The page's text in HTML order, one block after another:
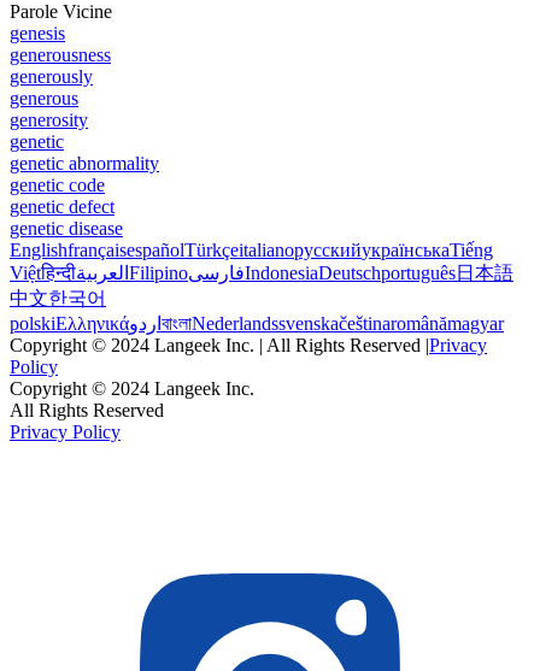
Parole Vicine
genesis
generousness
generously
generous
generosity
genetic
genetic abnormality
genetic code
genetic defect
genetic disease
EnglishfrançaisespañolTürkçeitalianoрусскийукраїнськаTiếng
Việtहिन्दीالعربية FilipinoفارسیIndonesiaDeutschportuguês日本語
中文한국어
polskiΕλληνικάاردو বাংলাNederlandssvenskačeštinaromânămagyar
Copyright © 2024 Langeek Inc. | All Rights Reserved |Privacy
Policy
Copyright © 2024 Langeek Inc.
All Rights Reserved
Privacy Policy